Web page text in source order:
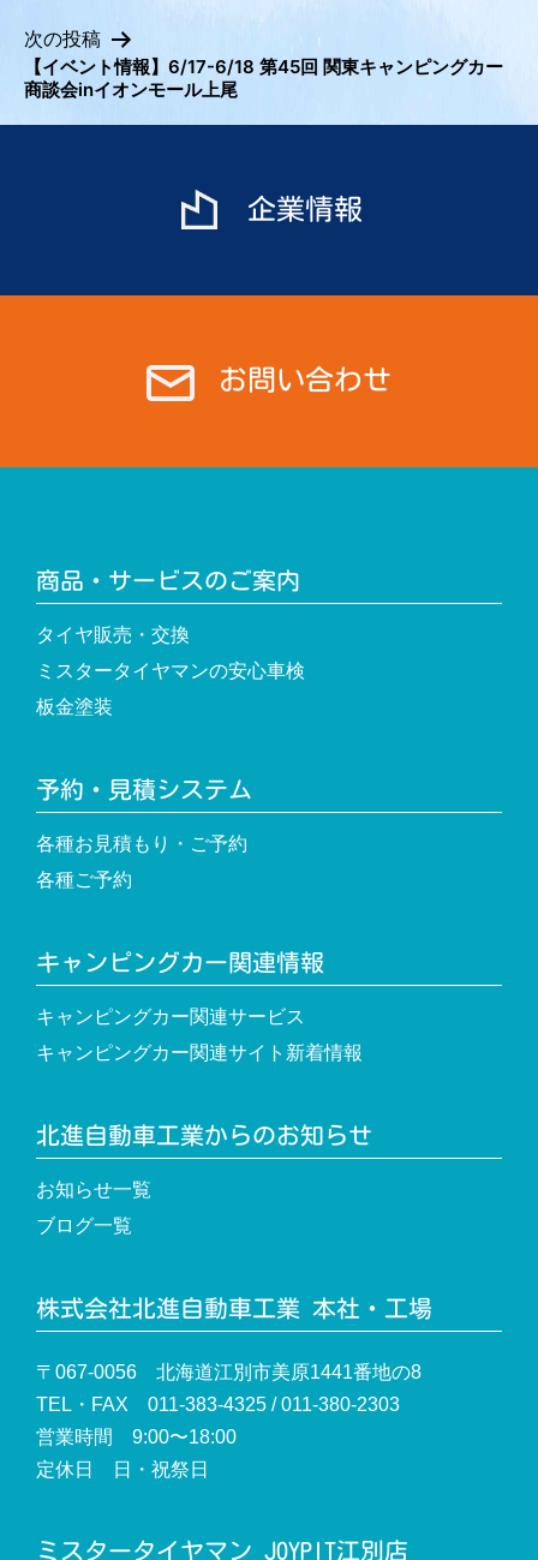
ナ
ビ
ゲ
次の投稿
【イベント情報】6/17-6/18 第45回 関東キャンピングカー
商談会inイオンモール上尾
企業情報
お問い合わせ
商品・サービスのご案内
タイヤ販売・交換
ミスタータイヤマンの安心車検
板金塗装
予約・見積システム
各種お見積もり・ご予約
各種ご予約
キャンピングカー関連情報
キャンピングカー関連サービス
キャンピングカー関連サイト新着情報
北進自動車工業からのお知らせ
お知らせ一覧
ブログ一覧
株式会社北進自動車工業 本社・工場
〒067-0056 北海道江別市美原1441番地の8
TEL・FAX 011-383-4325 / 011-380-2303
営業時間 9:00〜18:00
定休日 日・祝祭日
ミスタータイヤマン JOYPIT江別店